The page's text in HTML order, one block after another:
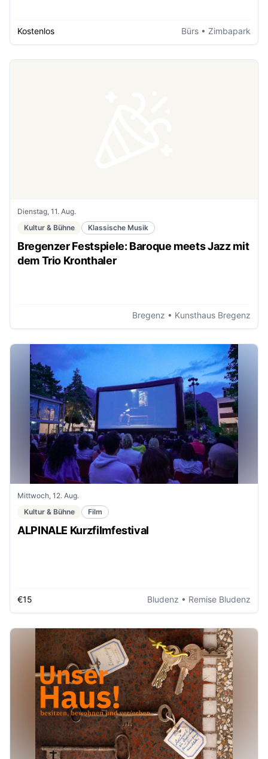
Kostenlos Bürs • Zimbapark
Dienstag, 11. Aug.
Kultur & Bühne
Klassische Musik
Bregenzer Festspiele: Baroque meets Jazz mit
dem Trio Kronthaler
Bregenz • Kunsthaus Bregenz
Mittwoch, 12. Aug.
Kultur & Bühne
Film
ALPINALE Kurzfilmfestival
€15 Bludenz • Remise Bludenz